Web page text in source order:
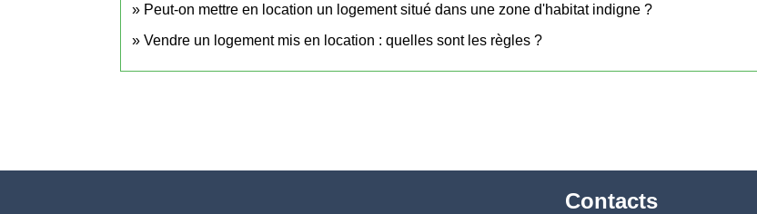
Peut-on mettre en location un logement situé dans une zone d'habitat indigne ?
Vendre un logement mis en location : quelles sont les règles ?
Contacts